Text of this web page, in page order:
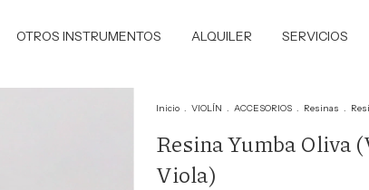
OTROS INSTRUMENTOS ALQUILER SERVICIOS
Inicio . VIOLÍN . ACCESORIOS . Resinas .
Resina Yumba Oliva
Viola)